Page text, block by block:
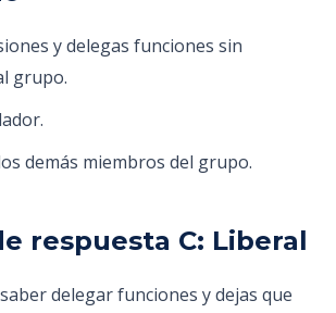
y delegas funciones sin
grupo.
demás miembros del grupo.
respuesta C: Liberal
delegar funciones y dejas que